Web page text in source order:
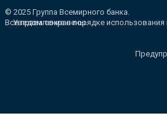
© 2025 Группа Всемирного банка.
Все права сохранены.
Уведомление о порядке